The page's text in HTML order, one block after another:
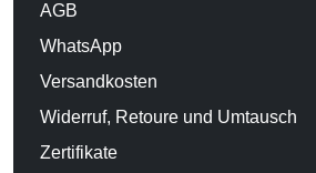
AGB
WhatsApp
Versandkosten
Widerruf, Retoure und Umtausch
Zertifikate